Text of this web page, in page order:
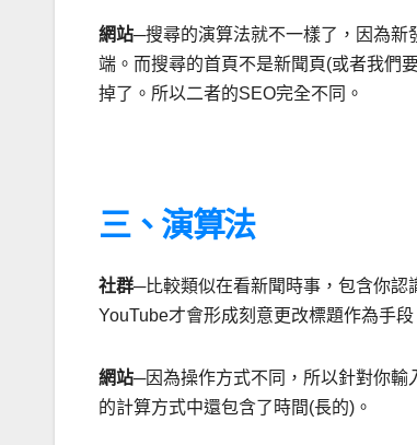
網站─搜尋的演算法就不一樣了，因為新
端。而搜尋的首頁不是新聞頁(或者我們
掉了。所以二者的SEO完全不同。
三、演算法
社群─比較類似在看新聞時事，包含你認
YouTube才會形成刻意更改標題作為手段
網站─因為操作方式不同，所以針對你輸
的計算方式中還包含了時間(長的)。